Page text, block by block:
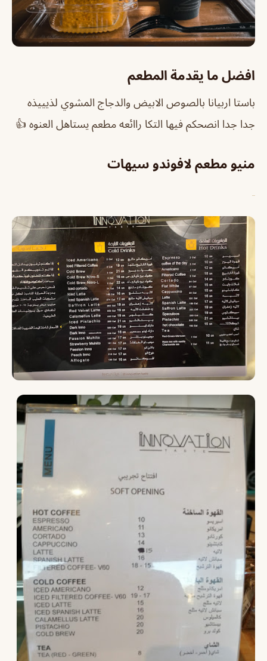
افضل ما يقدمة المطعم
باستا اربيانا بالصوص الابيض والدجاج المشوي لذيييذه
جدا جدا انصحكم فيها التكا راائعه مطعم يستاهل العنوه 👍
منيو مطعم لافوندو سيهات